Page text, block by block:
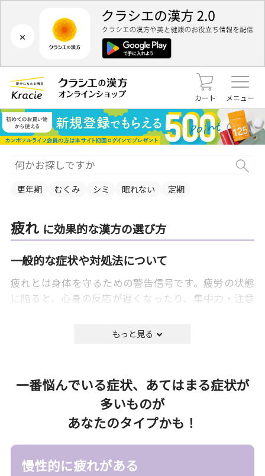
×
カート メニュー
更年期 むくみ シミ 眠れない 定期
疲れ に効果的な漢方の選び方
一般的な症状や対処法について
疲れとは身体を守るための警告信号です。疲労の状態
に陥ると、心身の反応が遅くなったり、集中力・注意
起こることもあります。
疲労改善では、エネルギーの産生を促すことを目的に
ビタミンB群を主体とした栄養素の補給が中心的に行
漢方の考え方
漢方では、身体活動の源となるエネルギーを
一番悩んでいる症状、あてはまる症状が
多いものが
あなたのタイプかも！
慢性的に疲れがある